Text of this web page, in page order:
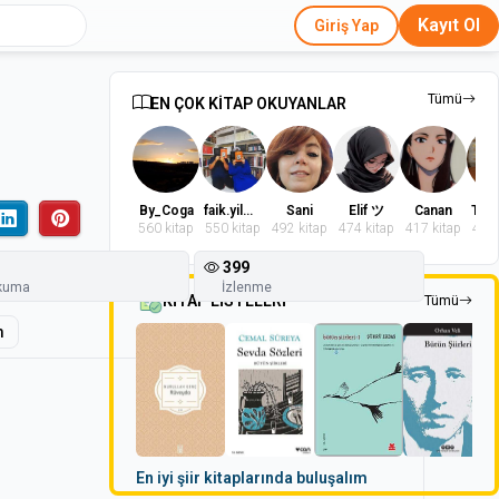
Giriş Yap Kayıt Ol
399
İzlenme
EN ÇOK KİTAP OKUYANLAR Tümü
By_Coga
560 kitap
faik.yilmaz.9
550 kitap
Sani
492 kitap
Elif ツ
474 kitap
Canan
417 kitap
402
KİTAP LİSTELERİ Tümü
En iyi şiir kitaplarında buluşalım